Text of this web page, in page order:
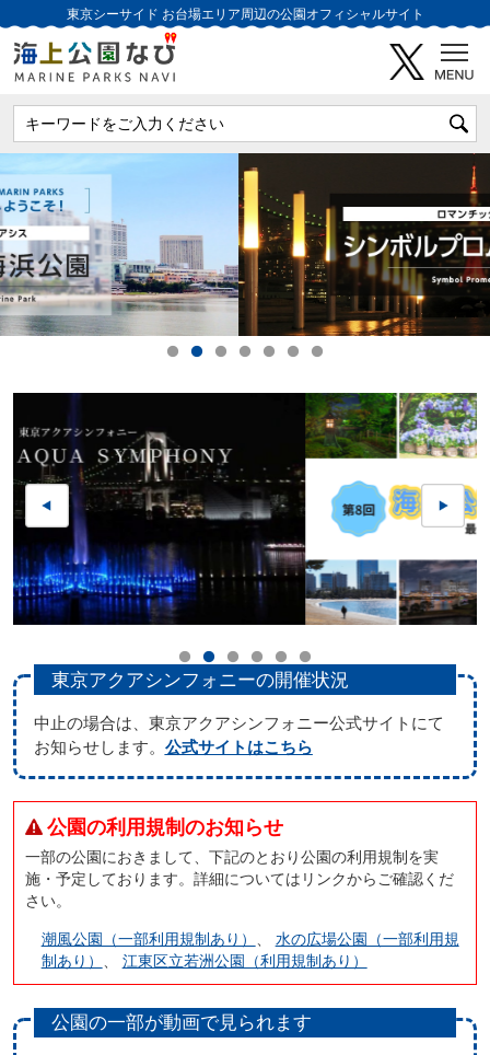
東京シーサイド お台場エリア周辺の公園オフィシャルサイト
東京アクアシンフォニーの開催状況
中止の場合は、東京アクアシンフォニー公式サイトにて
お知らせします。 公式サイトはこちら
公園の利用規制のお知らせ
一部の公園におきまして、下記のとおり公園の利用規制を実
施・予定しております。詳細についてはリンクからご確認くだ
さい。
潮風公園（一部利用規制あり）
水の広場公園（一部利用規
制あり）
江東区立若洲公園（利用規制あり）
公園の一部が動画で見られます